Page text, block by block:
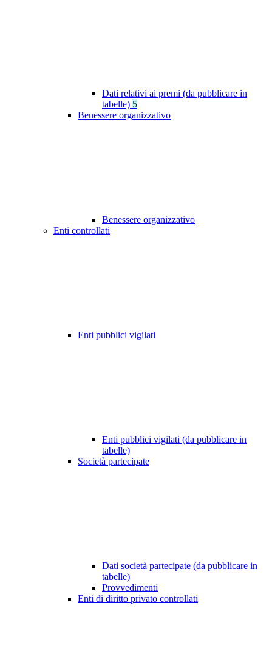
Dati relativi ai premi (da pubblicare in
tabelle) 5
Benessere organizzativo
Benessere organizzativo
Enti controllati
Enti pubblici vigilati
Enti pubblici vigilati (da pubblicare in
tabelle)
Società partecipate
Dati società partecipate (da pubblicare in
tabelle)
Provvedimenti
Enti di diritto privato controllati